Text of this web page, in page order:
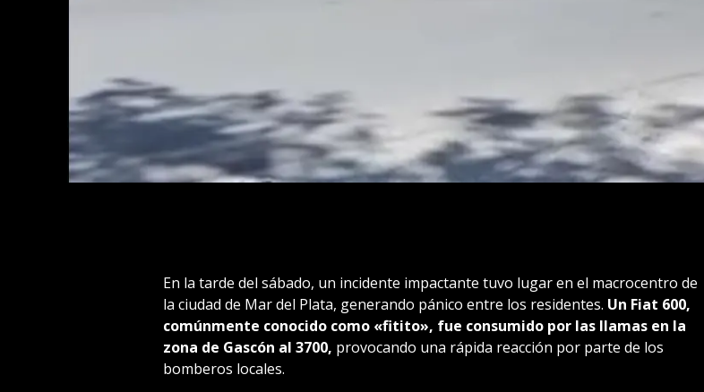
En la tarde del sábado, un incidente impactante tuvo lugar en el macrocentro de
la ciudad de Mar del Plata, generando pánico entre los residentes. Un Fiat 600,
comúnmente conocido como «fitito», fue consumido por las llamas en la
zona de Gascón al 3700, provocando una rápida reacción por parte de los
bomberos locales.